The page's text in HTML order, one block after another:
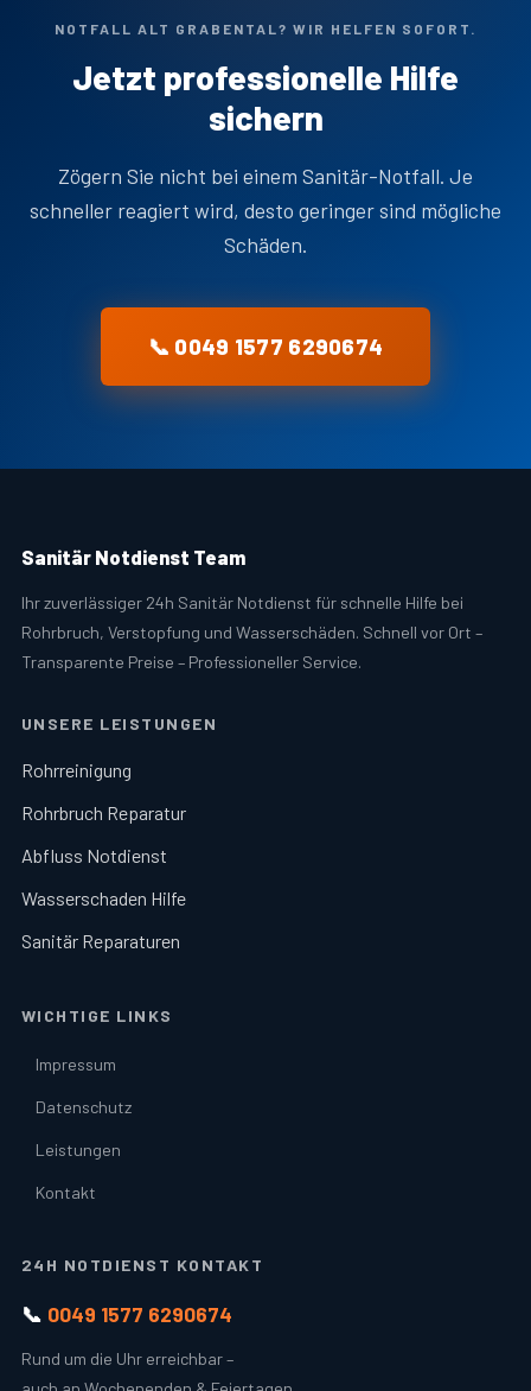
NOTFALL ALT GRABENTAL? WIR HELFEN SOFORT.
Jetzt professionelle Hilfe
sichern
Zögern Sie nicht bei einem Sanitär-Notfall. Je
schneller reagiert wird, desto geringer sind mögliche
Schäden.
📞 0049 1577 6290674
Sanitär Notdienst Team
Ihr zuverlässiger 24h Sanitär Notdienst für schnelle Hilfe bei
Rohrbruch, Verstopfung und Wasserschäden. Schnell vor Ort –
Transparente Preise – Professioneller Service.
UNSERE LEISTUNGEN
Rohrreinigung
Rohrbruch Reparatur
Abfluss Notdienst
Wasserschaden Hilfe
Sanitär Reparaturen
WICHTIGE LINKS
Impressum
Datenschutz
Leistungen
Kontakt
24H NOTDIENST KONTAKT
📞 0049 1577 6290674
Rund um die Uhr erreichbar –